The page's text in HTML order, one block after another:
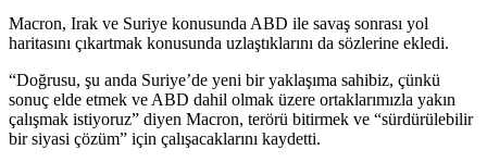
Macron, Irak ve Suriye konusunda ABD ile savaş sonrası yol
haritasını çıkartmak konusunda uzlaştıklarını da sözlerine ekledi.
“Doğrusu, şu anda Suriye’de yeni bir yaklaşıma sahibiz, çünkü
sonuç elde etmek ve ABD dahil olmak üzere ortaklarımızla yakın
çalışmak istiyoruz” diyen Macron, terörü bitirmek ve “sürdürülebilir
bir siyasi çözüm” için çalışacaklarını kaydetti.